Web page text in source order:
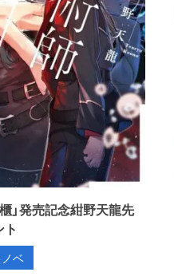
」発売記念紺野天龍先
ノベ